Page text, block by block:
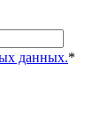
данных.*